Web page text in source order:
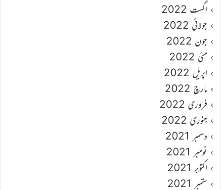
اگست 2022
جولائی 2022
جون 2022
مئی 2022
اپریل 2022
مارچ 2022
فروری 2022
جنوری 2022
دسمبر 2021
نومبر 2021
اکتوبر 2021
ستمبر 2021